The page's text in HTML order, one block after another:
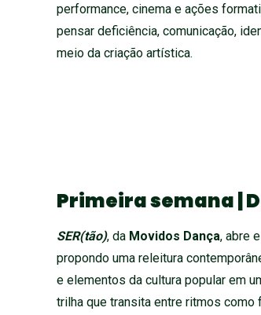
performance, cinema e ações
pensar deficiência, comunicação,
meio da criação artística.
Primeira semana |
SER(tão), da Movidos Dança, abre
propondo uma releitura
e elementos da cultura popular em
trilha que transita entre ritmos